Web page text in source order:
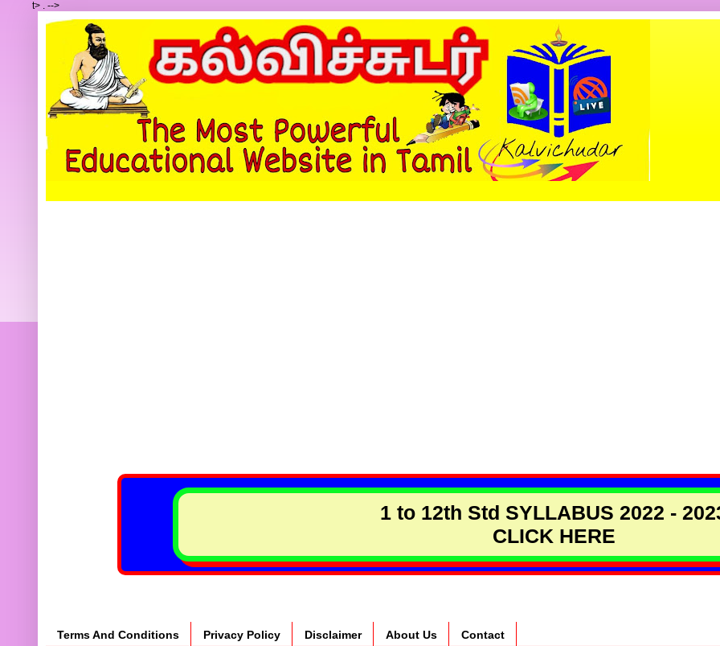
t> . -->
1 to 12th Std SYLLABUS 2022 -
CLICK HERE
Terms And Conditions Privacy Policy Disclaimer About Us Contact